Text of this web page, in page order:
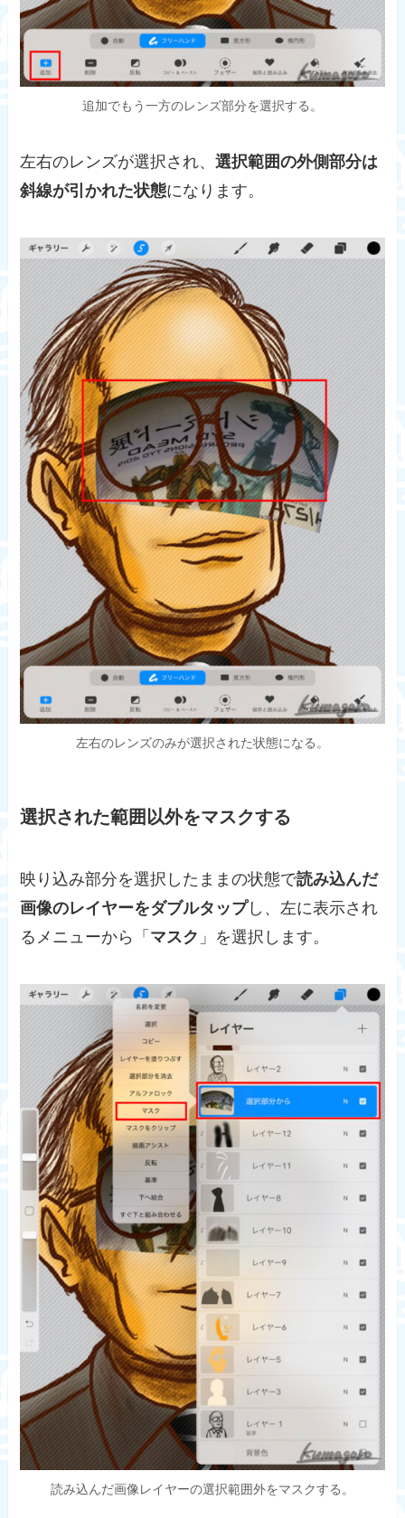
追加でもう一方のレンズ部分を選択する。
左右のレンズが選択され、選択範囲の外側部分は
斜線が引かれた状態になります。
左右のレンズのみが選択された状態になる。
選択された範囲以外をマスクする
映り込み部分を選択したままの状態で読み込んだ
画像のレイヤーをダブルタップし、左に表示され
るメニューから「 マスク 」を選択します。
読み込んだ画像レイヤーの選択範囲外をマスクする。